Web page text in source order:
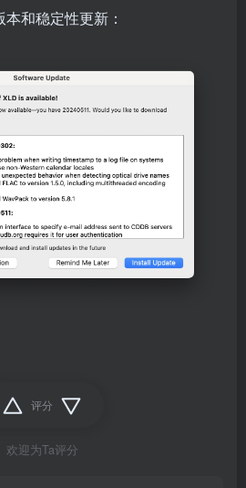
和稳定性更新：
评分
欢迎为Ta评分